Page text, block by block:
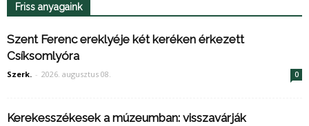
Friss anyagaink
Szent Ferenc ereklyéje két keréken érkezett
Csíksomlyóra
Szerk. - 2026. augusztus 08. 0
Kerekesszékesek a múzeumban: visszavárják